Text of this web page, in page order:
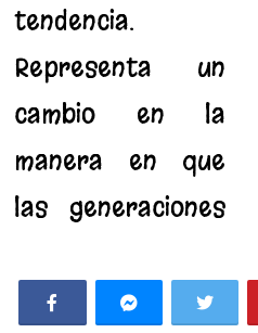
tendencia.
Representa un
cambio en la
manera en que
las generaciones